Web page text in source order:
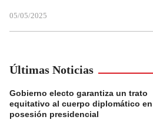
05/05/2025
Últimas Noticias
Gobierno electo garantiza un trato
equitativo al cuerpo diplomático
posesión presidencial